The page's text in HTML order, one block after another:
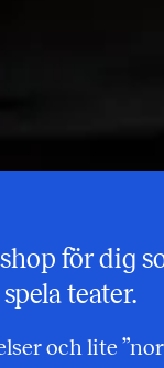
för dig
teater.
och lite